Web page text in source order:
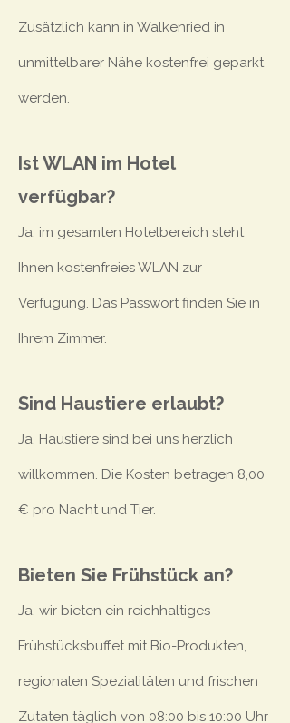
Zusätzlich kann in Walkenried in
unmittelbarer Nähe kostenfrei geparkt
werden.
Ist WLAN im Hotel
verfügbar?
Ja, im gesamten Hotelbereich steht
Ihnen kostenfreies WLAN zur
Verfügung. Das Passwort finden Sie in
Ihrem Zimmer.
Sind Haustiere erlaubt?
Ja, Haustiere sind bei uns herzlich
willkommen. Die Kosten betragen 8,00
€ pro Nacht und Tier.
Bieten Sie Frühstück an?
Ja, wir bieten ein reichhaltiges
Frühstücksbuffet mit Bio-Produkten,
regionalen Spezialitäten und frischen
Zutaten täglich von 08:00 bis 10:00 Uhr